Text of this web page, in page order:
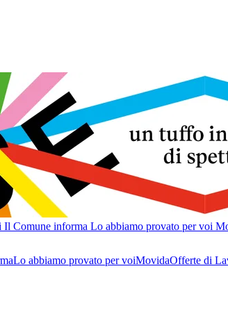
Il Comune informa Lo abbiamo provato per voi
Lo abbiamo provato per voiMovidaOfferte di